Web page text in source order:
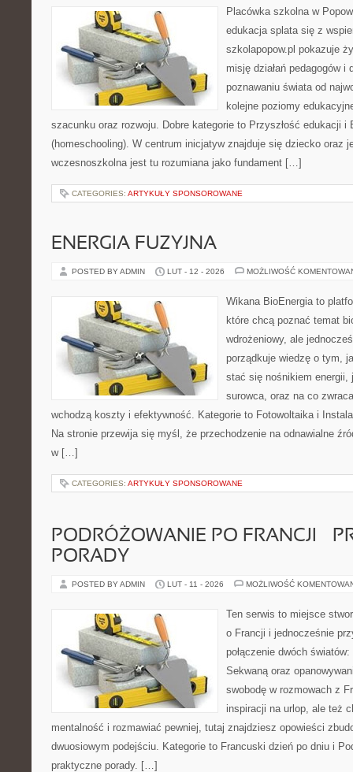
Placówka szkolna w
edukacja splata się z
szkolapopow.pl pokazuje
misję działań pedagogów i
poznawaniu świata od
kolejne poziomy
szacunku oraz rozwoju. Dobre kategorie to Przyszłość edukacji i
(homeschooling). W centrum inicjatyw znajduje się dziecko oraz
wczesnoszkolna jest tu rozumiana jako fundament […]
CATEGORIES: ARTYKUŁY SPONSOROWANE
ENERGIA FUZYJNA
POSTED BY ADMIN LUT - 12 - 2026 MOŻLIWOŚĆ
Wikana BioEnergia to
które chcą poznać temat
wdrożeniowy, ale
porządkuje wiedzę o tym,
stać się nośnikiem energii,
surowca, oraz na co
wchodzą koszty i efektywność. Kategorie to Fotowoltaika i
Na stronie przewija się myśl, że przechodzenie na odnawialne
w […]
CATEGORIES: ARTYKUŁY SPONSOROWANE
PODRÓŻOWANIE PO FRANCJI –
PORADY
POSTED BY ADMIN LUT - 11 - 2026 MOŻLIWOŚĆ
Ten serwis to miejsce
o Francji i jednocześnie
połączenie dwóch
Sekwaną oraz
swobodę w rozmowach z
inspiracji na urlop, ale też
mentalność i rozmawiać pewniej, tutaj znajdziesz opowieści
dwuosiowym podejściu. Kategorie to Francuski dzień po dniu i
praktyczne porady. […]